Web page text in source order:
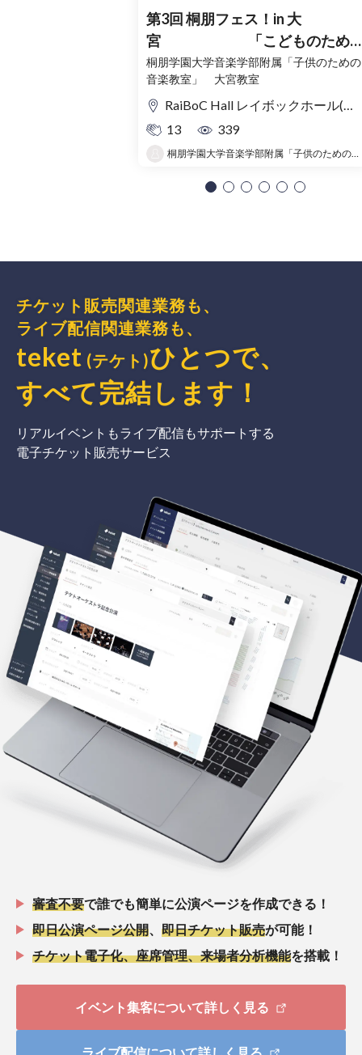
第3回 桐朋フェス！in 大
宮 「こどものため
コンサート」〜出かけよう！音
の旅〜
桐朋学園大学音楽学部附属「子供のための
音楽教室」 大宮教室
RaiBoC Hall レイボックホール(市民会館おおみや) 5F リハーサルルーム・レクリエーションルーム
13
339
桐朋学園大学音楽学部附属「子供のための音楽教室 」大宮教室
チケット販売関連業務も、
ライブ配信関連業務も、
teket (テケト)ひとつで、
すべて完結 します ！
リアルイベントもライブ配信もサポートする
電子チケット販売サービス
審査不要で誰でも簡単に公演ページを作成できる！
即日公演ページ公開
即日チケット販売が可能！
チケット電子化、座席管理、来場者分析機能を搭載！
イベント集客について詳しく見る
ライブ配信について詳しく見る